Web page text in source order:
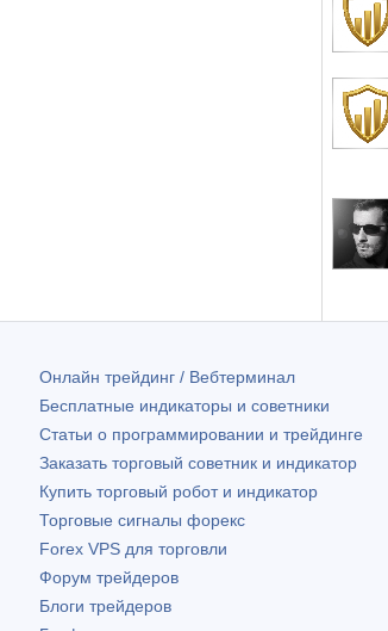
Онлайн трейдинг / Вебтерминал
Бесплатные индикаторы и советники
Статьи о программировании и трейдинге
Заказать торговый советник и индикатор
Купить торговый робот и индикатор
Торговые сигналы форекс
Forex VPS для торговли
Форум трейдеров
Блоги трейдеров